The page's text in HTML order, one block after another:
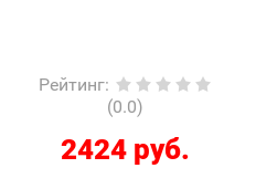
Рейтинг:
(0.0)
2424 руб.